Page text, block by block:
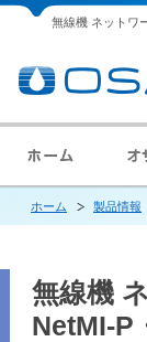
無線機 ネットワ
ホーム 製品情報
無線機
NetMI-P